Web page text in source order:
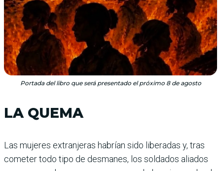
Portada del libro que será presentado el próximo 8 de agosto
LA QUEMA
Las mujeres extranjeras habrían sido liberadas y, tras
cometer todo tipo de desmanes, los soldados aliados